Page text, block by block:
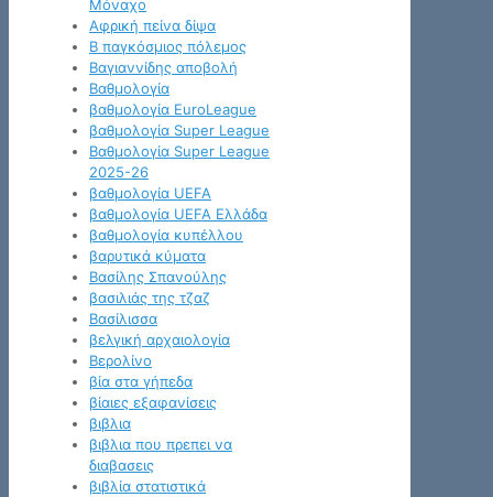
Μόναχο
Αφρική πείνα δίψα
Β παγκόσμιος πόλεμος
Βαγιαννίδης αποβολή
Βαθμολογία
βαθμολογία EuroLeague
βαθμολογία Super League
Βαθμολογία Super League
2025-26
βαθμολογία UEFA
βαθμολογία UEFA Ελλάδα
βαθμολογία κυπέλλου
βαρυτικά κύματα
Βασίλης Σπανούλης
βασιλιάς της τζαζ
Βασίλισσα
βελγική αρχαιολογία
Βερολίνο
βία στα γήπεδα
βίαιες εξαφανίσεις
βιβλια
βιβλια που πρεπει να
διαβασεις
βιβλία στατιστικά